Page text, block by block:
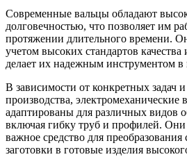
Современные вальцы обладают
долговечностью, что позволяет им
протяжении длительного времени.
учетом высоких стандартов качества
делает их надежным инструментом в
В зависимости от конкретных задач
производства, электромеханические
адаптированы для различных видов
включая гибку труб и профилей. Они
важное средство для
заготовки в готовые изделия